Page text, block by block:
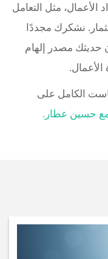
الأعمال، مثل التعامل
نشكرك مجددًا
حديثك مصدر إلهام
الكامل على
مع حسين عطار.